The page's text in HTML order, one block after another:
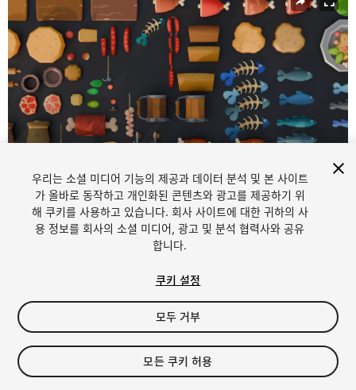
/84
$35
세금/부가세는 결제 시 반영됩니다.
우리는 소셜 미디어 기능의 제공과 데이터 분석 및 본 사이트
가 올바로 동작하고 개인화된 콘텐츠와 광고를 제공하기 위
해 쿠키를 사용하고 있습니다. 회사 사이트에 대한 귀하의 사
용 정보를 회사의 소셜 미디어, 광고 및 분석 협력사와 공유
합니다.
쿠키 설정
모두 거부
모든 쿠키 허용